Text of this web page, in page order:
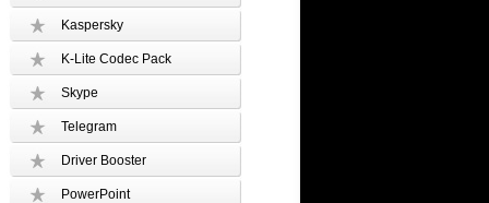
Kaspersky
K-Lite Codec Pack
Skype
Telegram
Driver Booster
PowerPoint